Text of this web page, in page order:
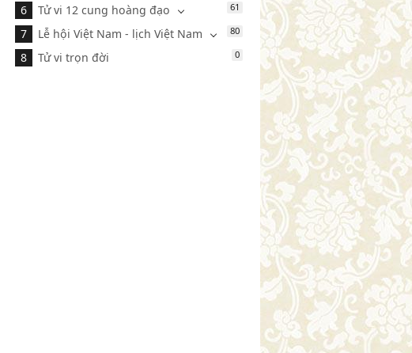
Tử vi 12 cung hoàng đạo 61
Lễ hội Việt Nam - lịch Việt Nam 80
Tử vi trọn đời 0